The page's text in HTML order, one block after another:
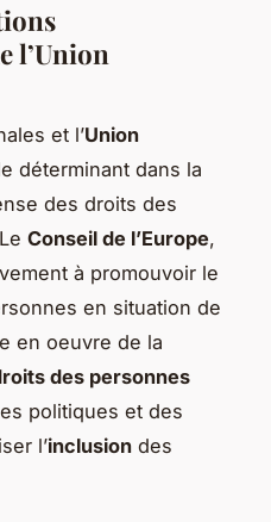
l’Union
et l’Union
déterminant dans la
des droits des
Conseil de l’Europe,
à promouvoir le
en situation de
en oeuvre de la
des personnes
politiques et des
l’inclusion des